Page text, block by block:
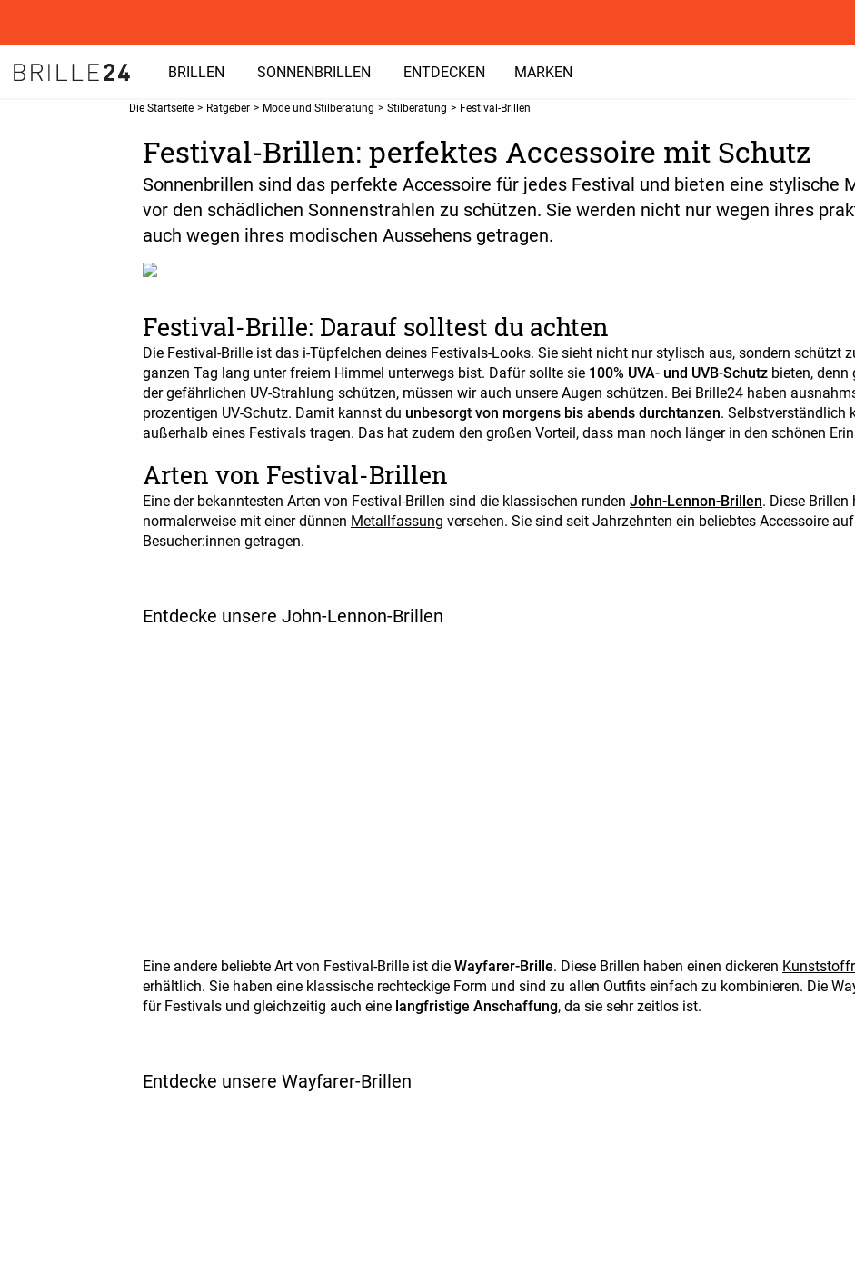
BRILLEN SONNENBRILLEN ENTDECKEN MARKEN
Die Startseite > Ratgeber > Mode und Stilberatung > Stilberatung > Festival-Brillen
Festival-Brillen: perfektes Accessoire mit Schutz
Sonnenbrillen sind das perfekte Accessoire für jedes Festival und bieten eine stylische
vor den schädlichen Sonnenstrahlen zu schützen. Sie werden nicht nur wegen ihres
auch wegen ihres modischen Aussehens getragen.
Festival-Brille: Darauf solltest du achten
Die Festival-Brille ist das i-Tüpfelchen deines Festivals-Looks. Sie sieht nicht nur stylisch aus, sondern schützt
ganzen Tag lang unter freiem Himmel unterwegs bist. Dafür sollte sie 100% UVA- und UVB-Schutz bieten, denn
der gefährlichen UV-Strahlung schützen, müssen wir auch unsere Augen schützen. Bei Brille24 haben
prozentigen UV-Schutz. Damit kannst du unbesorgt von morgens bis abends durchtanzen. Selbstverständlich
außerhalb eines Festivals tragen. Das hat zudem den großen Vorteil, dass man noch länger in den schönen
Arten von Festival-Brillen
Eine der bekanntesten Arten von Festival-Brillen sind die klassischen runden John-Lennon-Brillen. Diese Brillen
normalerweise mit einer dünnen Metallfassung versehen. Sie sind seit Jahrzehnten ein beliebtes Accessoire
Besucher:innen getragen.
Entdecke unsere John-Lennon-Brillen
Eine andere beliebte Art von Festival-Brille ist die Wayfarer-Brille. Diese Brillen haben einen dickeren
erhältlich. Sie haben eine klassische rechteckige Form und sind zu allen Outfits einfach zu kombinieren. Die
für Festivals und gleichzeitig auch eine langfristige Anschaffung, da sie sehr zeitlos ist.
Entdecke unsere Wayfarer-Brillen